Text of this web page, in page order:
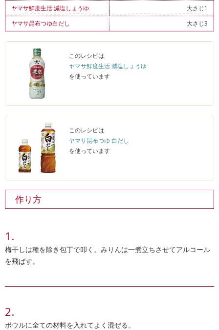
ヤマサ鮮度生活 減塩しょうゆ
大さじ1
ヤマサ昆布つゆ白だし
大さじ3
このレシピは
ヤマサ鮮度生活 減塩しょうゆ
を使っています
このレシピは
ヤマサ昆布つゆ 白だし
を使っています
作り方
梅干しは種を除き包丁で叩く。みりんは一煮立ちさせてアルコール
を飛ばす。
ボウルに全ての材料を入れてよく混ぜる。